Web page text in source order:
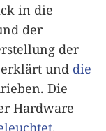
in die
der
der
erklärt und die
Die
Hardware
.